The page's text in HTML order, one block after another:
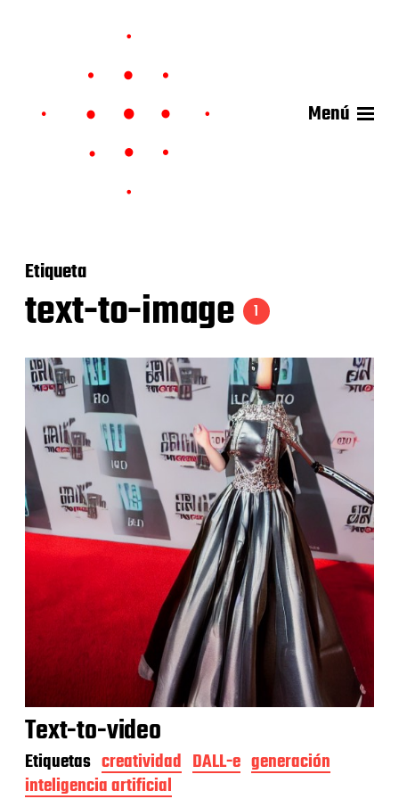
Menú
Etiqueta
text-to-image 1
Text-to-video
Etiquetas creatividad DALL-e generación
inteligencia artificial